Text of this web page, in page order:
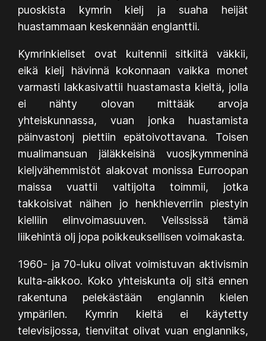
puoskista kymrin kielj ja suaha heijät
huastammaan keskennään englanttii.
Kymrinkieliset ovat kuitennii sitkiitä väkkii,
eikä kielj hävinnä kokonnaan vaikka monet
varmasti lakkasivattii huastamasta kieltä, jolla
ei nähty olovan mittääk arvoja
yhteiskunnassa, vuan jonka huastamista
päinvastonj piettiin epätoivottavana. Toisen
mualimansuan jäläkkeisinä vuosjkymmeninä
kieljvähemmistöt alakovat monissa Eurroopan
maissa vuattii valtijolta toimmii, jotka
takkoisivat näihen jo henkhieverriin piestyin
kielliin elinvoimasuuven. Veilssissä tämä
liikehintä olj jopa poikkeuksellisen voimakasta.
1960- ja 70-luku olivat voimistuvan aktivismin
kulta-aikkoo. Koko yhteiskunta olj sitä ennen
rakentuna pelekästään englannin kielen
ympärilen. Kymrin kieltä ei käytetty
televisijossa, tienviitat olivat vuan englanniks,